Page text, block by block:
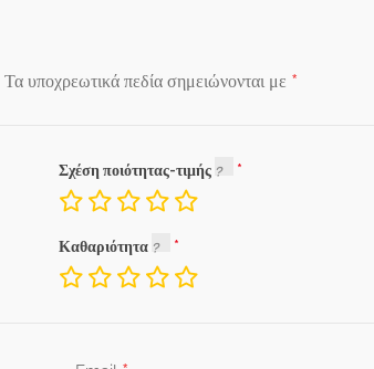
Τα υποχρεωτικά πεδία σημειώνονται με *
Σχέση ποιότητας-τιμής
Καθαριότητα